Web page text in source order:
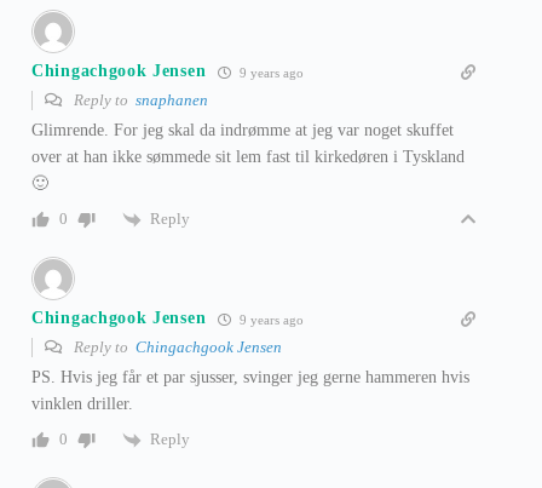
Chingachgook Jensen 9 years ago
Reply to snaphanen
Glimrende. For jeg skal da indrømme at jeg var noget skuffet
over at han ikke sømmede sit lem fast til kirkedøren i Tyskland
🙂
0
Reply
Chingachgook Jensen 9 years ago
Reply to Chingachgook Jensen
PS. Hvis jeg får et par sjusser, svinger jeg gerne hammeren hvis
vinklen driller.
0
Reply